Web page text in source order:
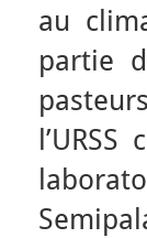
au
partie